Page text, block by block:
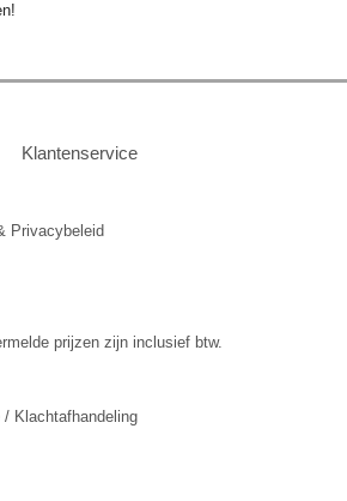
Klantenservice
Privacybeleid
prijzen zijn inclusief btw.
Klachtafhandeling